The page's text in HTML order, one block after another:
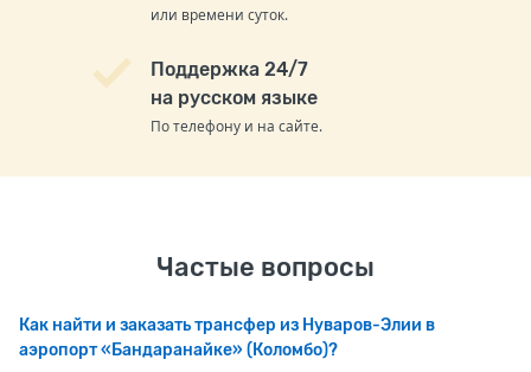
или времени суток.
Поддержка 24/7
на русском языке
По телефону и на сайте.
Частые вопросы
Как найти и заказать трансфер из Нуваров-Элии в
аэропорт «Бандаранайке» (Коломбо)?